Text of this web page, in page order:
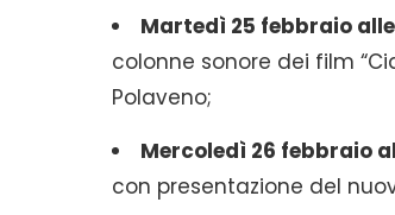
Martedì 25 febbraio
colonne sonore dei film
Polaveno;
Mercoledì 26 febbraio
con presentazione del